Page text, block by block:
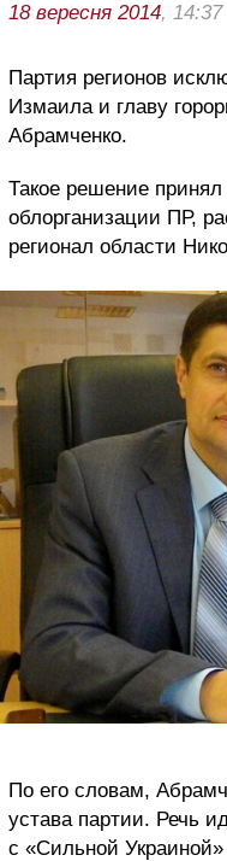
18 вересня 2014, 14:37
Партия регионов
Измаила и главу
Абрамченко.
Такое решение принял
облорганизации ПР,
регионал области
По его словам,
устава партии. Речь
с «Сильной Украиной»